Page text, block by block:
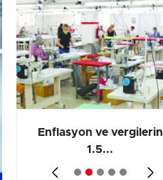
Enflasyon ve vergilerin
1.5...